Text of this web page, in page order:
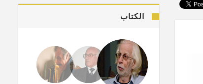
الكتاب